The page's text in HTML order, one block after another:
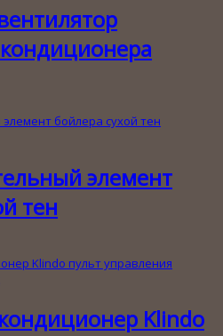
элемент
тен
грн..
Klindo